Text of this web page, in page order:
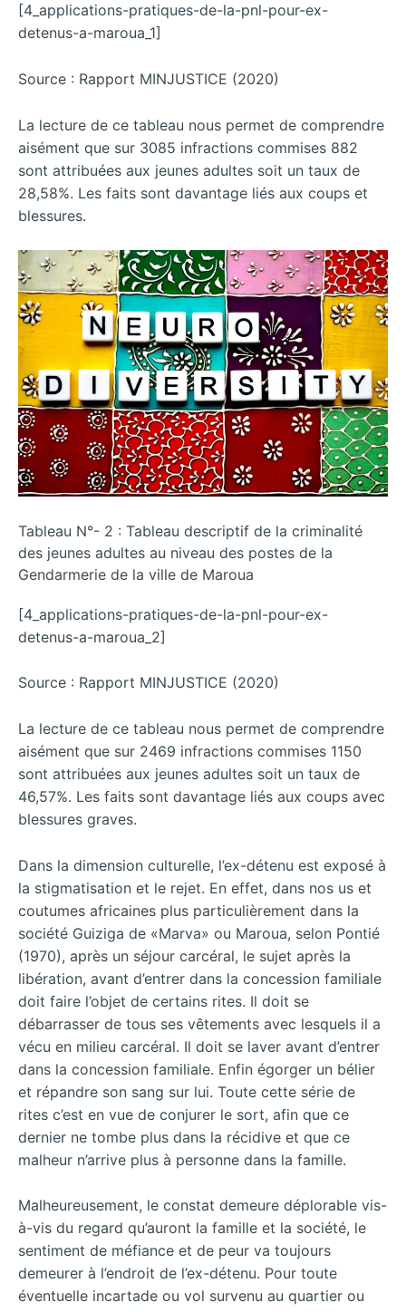
[4_applications-pratiques-de-la-pnl-pour-ex-
detenus-a-maroua_1]
Source : Rapport MINJUSTICE (2020)
La lecture de ce tableau nous permet de comprendre
aisément que sur 3085 infractions commises 882
sont attribuées aux jeunes adultes soit un taux de
28,58%. Les faits sont davantage liés aux coups et
blessures.
Tableau N°- 2 : Tableau descriptif de la criminalité
des jeunes adultes au niveau des postes de la
Gendarmerie de la ville de Maroua
[4_applications-pratiques-de-la-pnl-pour-ex-
detenus-a-maroua_2]
Source : Rapport MINJUSTICE (2020)
La lecture de ce tableau nous permet de comprendre
aisément que sur 2469 infractions commises 1150
sont attribuées aux jeunes adultes soit un taux de
46,57%. Les faits sont davantage liés aux coups avec
blessures graves.
Dans la dimension culturelle, l’ex-détenu est exposé à
la stigmatisation et le rejet. En effet, dans nos us et
coutumes africaines plus particulièrement dans la
société Guiziga de «Marva» ou Maroua, selon Pontié
(1970), après un séjour carcéral, le sujet après la
libération, avant d’entrer dans la concession familiale
doit faire l’objet de certains rites. Il doit se
débarrasser de tous ses vêtements avec lesquels il a
vécu en milieu carcéral. Il doit se laver avant d’entrer
dans la concession familiale. Enfin égorger un bélier
et répandre son sang sur lui. Toute cette série de
rites c’est en vue de conjurer le sort, afin que ce
dernier ne tombe plus dans la récidive et que ce
malheur n’arrive plus à personne dans la famille.
Malheureusement, le constat demeure déplorable vis-
à-vis du regard qu’auront la famille et la société, le
sentiment de méfiance et de peur va toujours
demeurer à l’endroit de l’ex-détenu. Pour toute
éventuelle incartade ou vol survenu au quartier ou